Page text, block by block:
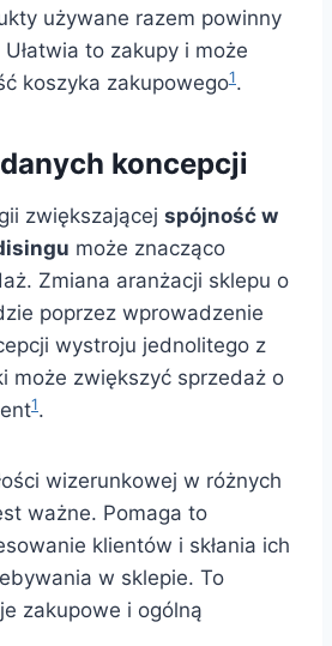
używane razem powinny
to zakupy i może
koszyka zakupowego1.
koncepcji
zwiększającej spójność w
może znacząco
Zmiana aranżacji sklepu o
poprzez wprowadzenie
wystroju jednolitego z
może zwiększyć sprzedaż o
1.
wizerunkowej w różnych
ważne. Pomaga to
klientów i skłania ich
w sklepie. To
zakupowe i ogólną